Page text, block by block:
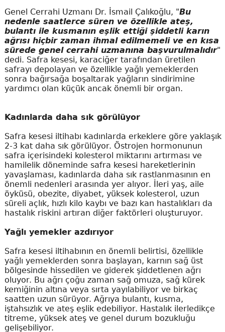
Genel Cerrahi Uzmanı Dr. İsmail Çalıkoğlu, "Bu
nedenle saatlerce süren ve özellikle ateş,
bulantı ile kusmanın eşlik ettiği şiddetli karın
ağrısı hiçbir zaman ihmal edilmemeli ve en kısa
sürede genel cerrahi uzmanına başvurulmalıdır"
dedi. Safra kesesi, karaciğer tarafından üretilen
safrayı depolayan ve özellikle yağlı yemeklerden
sonra bağırsağa boşaltarak yağların sindirimine
yardımcı olan küçük ancak önemli bir organ.
Kadınlarda daha sık görülüyor
Safra kesesi iltihabı kadınlarda erkeklere göre yaklaşık
2-3 kat daha sık görülüyor. Östrojen hormonunun
safra içerisindeki kolesterol miktarını artırması ve
hamilelik döneminde safra kesesi hareketlerinin
yavaşlaması, kadınlarda daha sık rastlanmasının en
önemli nedenleri arasında yer alıyor. İleri yaş, aile
öyküsü, obezite, diyabet, yüksek kolesterol, uzun
süreli açlık, hızlı kilo kaybı ve bazı kan hastalıkları da
hastalık riskini artıran diğer faktörleri oluşturuyor.
Yağlı yemekler azdırıyor
Safra kesesi iltihabının en önemli belirtisi, özellikle
yağlı yemeklerden sonra başlayan, karnın sağ üst
bölgesinde hissedilen ve giderek şiddetlenen ağrı
oluyor. Bu ağrı çoğu zaman sağ omuza, sağ kürek
kemiğinin altına veya sırta yayılabiliyor ve birkaç
saatten uzun sürüyor. Ağrıya bulantı, kusma,
iştahsızlık ve ateş eşlik edebiliyor. Hastalık ilerledikçe
titreme, yüksek ateş ve genel durum bozukluğu
gelişebiliyor.